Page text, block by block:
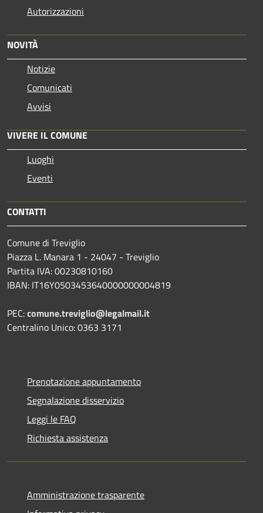
Autorizzazioni
NOVITÀ
Notizie
Comunicati
Avvisi
VIVERE IL COMUNE
Luoghi
Eventi
CONTATTI
Comune di Treviglio
Piazza L. Manara 1 - 24047 - Treviglio
Partita IVA: 00230810160
IBAN: IT16Y0503453640000000004819
PEC:comune.treviglio@legalmail.it
Centralino Unico: 0363 3171
Prenotazione appuntamento
Segnalazione disservizio
Leggi le FAQ
Richiesta assistenza
Amministrazione trasparente